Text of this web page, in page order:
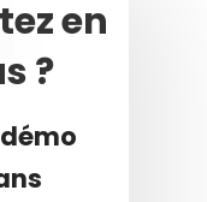
en
?